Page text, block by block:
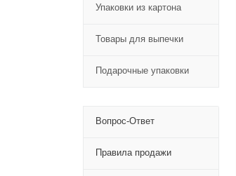
Упаковки из картона
Товары для выпечки
Подарочные упаковки
Вопрос-Ответ
Правила продажи